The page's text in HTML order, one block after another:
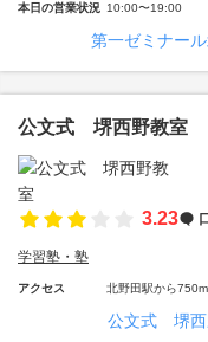
本日の営業状況 10:00〜19:00
第一ゼミナー
公文式 堺西野教室
3.23
学習塾・塾
アクセス 北野田駅から750m
公文式 堺西